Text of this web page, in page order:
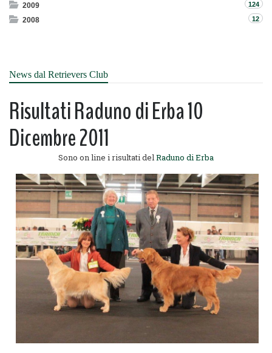
2009 124
2008 12
News dal Retrievers Club
Risultati Raduno di Erba 10
Dicembre 2011
Sono on line i risultati delRaduno di Erba